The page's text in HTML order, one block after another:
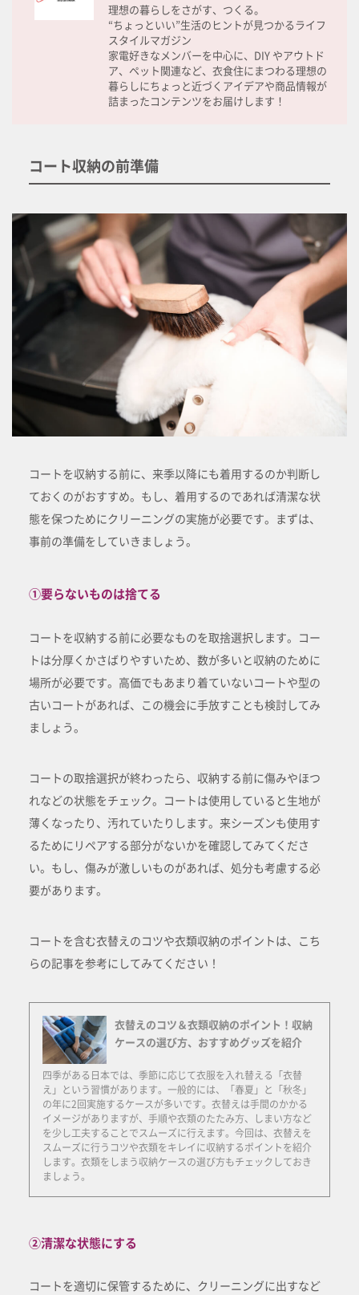
理想の暮らしをさがす、つくる。
“ちょっといい”生活のヒントが見つかるライフ
スタイルマガジン
家電好きなメンバーを中心に、DIY やアウトド
ア、ペット関連など、衣食住にまつわる理想の
暮らしにちょっと近づくアイデアや商品情報が
詰まったコンテンツをお届けします！
コート収納の前準備
コートを収納する前に、来季以降にも着用するのか判断し
ておくのがおすすめ。もし、着用するのであれば清潔な状
態を保つためにクリーニングの実施が必要です。まずは、
事前の準備をしていきましょう。
①要らないものは捨てる
コートを収納する前に必要なものを取捨選択します。コー
トは分厚くかさばりやすいため、数が多いと収納のために
場所が必要です。高価でもあまり着ていないコートや型の
古いコートがあれば、この機会に手放すことも検討してみ
ましょう。
コートの取捨選択が終わったら、収納する前に傷みやほつ
れなどの状態をチェック。コートは使用していると生地が
薄くなったり、汚れていたりします。来シーズンも使用す
るためにリペアする部分がないかを確認してみてくださ
い。もし、傷みが激しいものがあれば、処分も考慮する必
要があります。
コートを含む衣替えのコツや衣類収納のポイントは、こち
らの記事を参考にしてみてください！
衣替えのコツ＆衣類収納のポイント！収納
ケースの選び方、おすすめグッズを紹介
四季がある日本では、季節に応じて衣服を入れ替える「衣替
え」という習慣があります。一般的には、「春夏」と「秋冬」
の年に2回実施するケースが多いです。衣替えは手間のかかる
イメージがありますが、手順や衣類のたたみ方、しまい方など
を少し工夫することでスムーズに行えます。今回は、衣替えを
スムーズに行うコツや衣類をキレイに収納するポイントを紹介
します。衣類をしまう収納ケースの選び方もチェックしておき
ましょう。
②清潔な状態にする
コートを適切に保管するために、クリーニングに出すなど